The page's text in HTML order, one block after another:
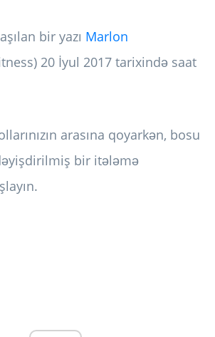
bir yazı Marlon
20 İyul 2017 tarixində saat
arasına qoyarkən, bosu
bir itələmə